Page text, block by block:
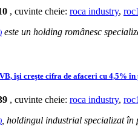
, cuvinte cheie: roca industry, roc1
este un holding românesc
îşi creşte cifra de afaceri cu 4,5%
, cuvinte cheie: roca industry, roc1
, holdingul industrial specializat